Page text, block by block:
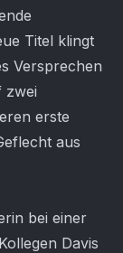
Titel klingt
Versprechen
zwei
erste
aus
bei einer
Davis